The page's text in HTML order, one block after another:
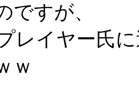
ですが、
レイヤー氏
ｗ